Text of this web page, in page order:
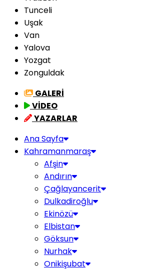
Tunceli
Uşak
Van
Yalova
Yozgat
Zonguldak
GALERİ
VİDEO
YAZARLAR
Ana Sayfa
Kahramanmaraş
Afşin
Andırın
Çağlayancerit
Dulkadiroğlu
Ekinözü
Elbistan
Göksun
Nurhak
Onikişubat